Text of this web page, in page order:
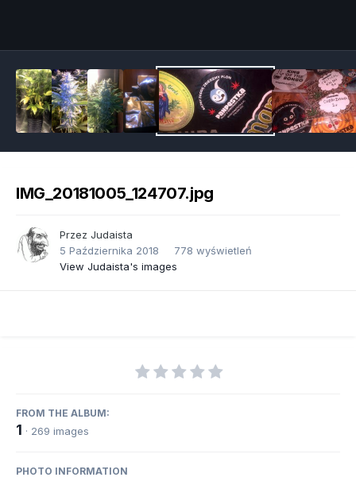
IMG_20181005_124707.jpg
Przez Judaista
5 Października 2018
778 wyświetleń
View Judaista's images
FROM THE ALBUM:
1 · 269 images
PHOTO INFORMATION